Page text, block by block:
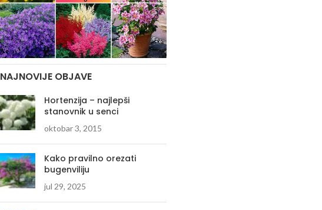
NAJNOVIJE OBJAVE
Hortenzija – najlepši
stanovnik u senci
oktobar 3, 2015
Kako pravilno orezati
bugenviliju
jul 29, 2025